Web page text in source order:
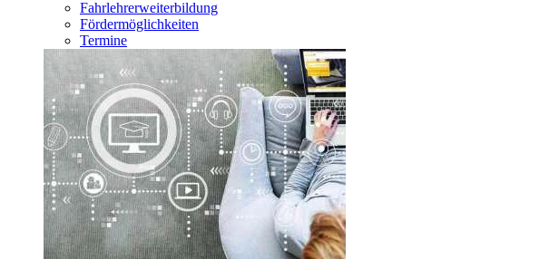
Fahrlehrerweiterbildung
Fördermöglichkeiten
Termine